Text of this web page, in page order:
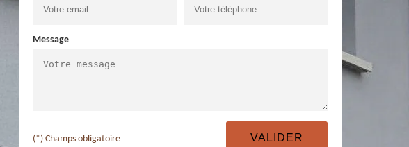
Message
(*) Champs obligatoire